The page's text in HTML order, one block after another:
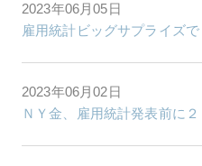
2023年06月05日
雇用統計ビッグサプライズ
2023年06月02日
ＮＹ金、雇用統計発表前に